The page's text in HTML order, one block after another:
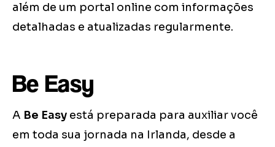
além de um portal online com informações
detalhadas e atualizadas regularmente.
Be Easy
A Be Easy está preparada para auxiliar você
em toda sua jornada na Irlanda, desde a